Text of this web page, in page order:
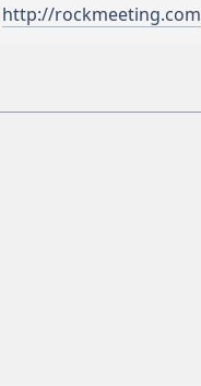
http://rockmeeting.com